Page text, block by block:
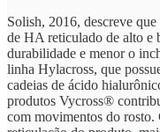
Solish, 2016, descreve
de HA reticulado de alto e
durabilidade e menor o
linha Hylacross, que
cadeias de ácido
produtos Vycross®
com movimentos do